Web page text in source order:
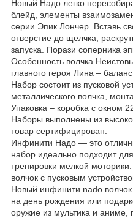
Новый Надо легко
блейд, элементы
серии Эпик Лончер. Вставь
отверстие до щелчка,
запуска. Порази соперника
Особенность волчка
главного героя Лина – баланс.
Набор состоит из пусковой
металлического волчка,
Упаковка – коробка с окном
Наборы выполнены из
товар сертифицирован.
Инфинити Надо — это
набор идеально подходит
тренировки мелкой
волчок с пусковым
Новый инфинити nado
на день рождения или
оружие из мультика и аниме,